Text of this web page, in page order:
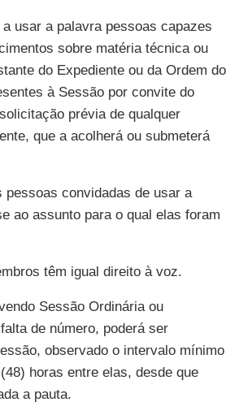
a usar a palavra pessoas capazes
sobre matéria técnica ou
do Expediente ou da Ordem do
à Sessão por convite do
prévia de qualquer
que a acolherá ou submeterá
pessoas convidadas de usar a
ao assunto para o qual elas foram
têm igual direito à voz.
Sessão Ordinária ou
de número, poderá ser
observado o intervalo mínimo
horas entre elas, desde que
a pauta.